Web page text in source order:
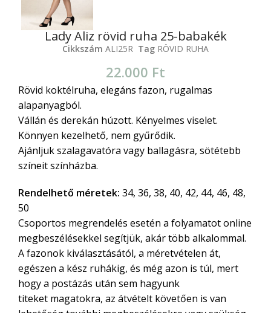
Lady Aliz rövid ruha 25-babakék
Cikkszám ALI25R Tag RÖVID RUHA
22.000 Ft
Rövid koktélruha, elegáns fazon, rugalmas
alapanyagból.
Vállán és derekán húzott. Kényelmes viselet.
Könnyen kezelhető, nem gyűrődik.
Ajánljuk szalagavatóra vagy ballagásra, sötétebb
színeit színházba.
Rendelhető méretek: 34, 36, 38, 40, 42, 44, 46, 48,
50
Csoportos megrendelés esetén a folyamatot online
megbeszélésekkel segítjük, akár több alkalommal.
A fazonok kiválasztásától, a méretvételen át,
egészen a kész ruhákig, és még azon is túl, mert
hogy a postázás után sem hagyunk
titeket magatokra, az átvételt követően is van